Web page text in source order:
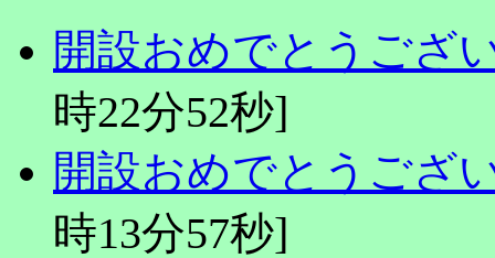
開設おめでとうござ
時22分52秒]
開設おめでとうござ
時13分57秒]